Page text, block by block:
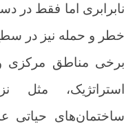
نابرابری اما فقط در
خطر و حمله نیز در
برخی مناطق مرکزی و
استراتژیک، مثل
ساختمان‌های حیاتی